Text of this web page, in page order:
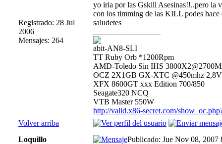
Registrado: 28 Jul
2006
Mensajes: 264
yo iria por las Gskill Asesinas!!..pero la
con los timming de las KILL podes hace
saludetes
abit-AN8-SLI
TT Ruby Orb *1200Rpm
AMD-Toledo Sin IHS
OCZ 2X1GB GX-XTC @450mhz
XFX 8600GT xxx Edition 700/850
Seagate320 NCQ
VTB Master 550W
http://valid.x86-secret.com/
Volver arriba
Loquillo
Publicado: Jue Nov 08, 2007